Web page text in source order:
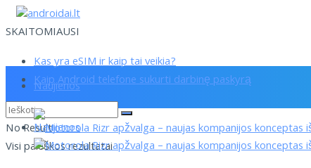
SKAITOMIAUSI
Kas yra eSIM ir kaip tai veikia?
Kaip Android telefone sukurti darbinę paskyrą
No Result
Visi paieškos rezultatai
Naujienos
Naujienos